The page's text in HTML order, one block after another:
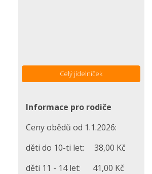
Celý jídelníček
Informace pro rodiče
Ceny obědů od 1.1.2026:
děti do 10-ti let: 38,00 Kč
děti 11 - 14 let: 41,00 Kč